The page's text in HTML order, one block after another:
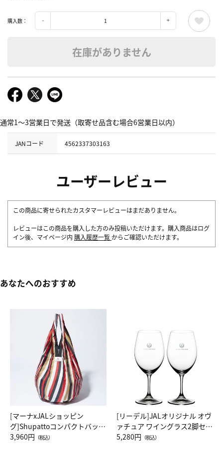
購入数：
在庫がありません
通常1～3営業日で発送（取寄せ品含む場合6営業日以内）
JANコード 4562337303163
ユーザーレビュー
この商品に寄せられたカスタマーレビューはまだありません。
レビューはこの商品を購入した方のみ投稿いただけます。購入商品はログ
イン後、マイページ内 購入履歴一覧 からご確認いただけます。
あなたへのおすすめ
[マーナxJALショッピン
グ]Shupattoコンパクトバッグ
Drop JAL客室乗務員（LC）ス
3,960円 （税込）
[リーデル]JALオリジナル オヴ
ァチュア ワイングラス2脚セッ
ト（レッドワイン）
5,280円 （税込）